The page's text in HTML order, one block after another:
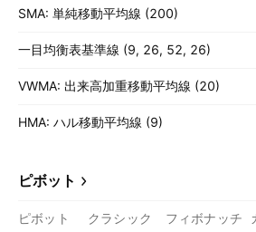
SMA: 単純移動平均線 (200)
一目均衡表基準線 (9, 26, 52, 26)
VWMA: 出来高加重移動平均線 (20)
HMA: ハル移動平均線 (9)
ピボット
ピボット クラシック フィボナッチ